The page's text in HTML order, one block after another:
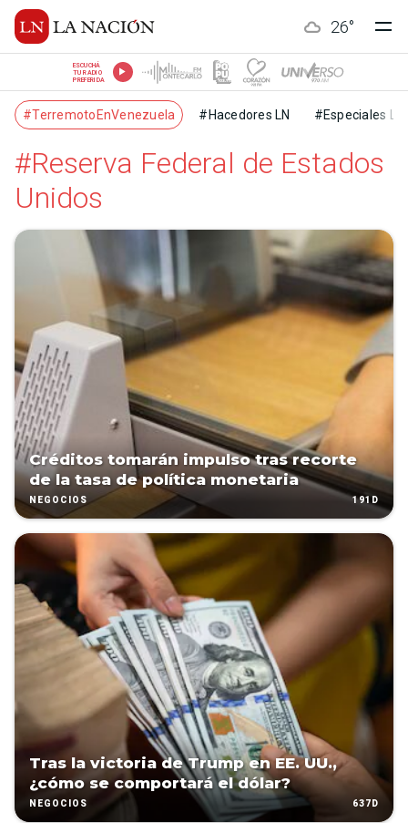
26°
ESCUCHÁ
TU RADIO
PREFERIDA
#TerremotoEnVenezuela #Hacedores LN #Especiales LN
#Reserva Federal de Estados
Unidos
Créditos tomarán impulso tras recorte
de la tasa de política monetaria
NEGOCIOS 191D
Tras la victoria de Trump en EE. UU.,
¿cómo se comportará el dólar?
NEGOCIOS 637D